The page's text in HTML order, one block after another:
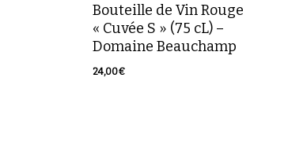
Bouteille de Vin Rouge
« Cuvée S » (75 cL) –
Domaine Beauchamp
24,00€